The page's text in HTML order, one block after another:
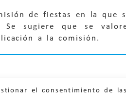
el consentimiento de
de fiestas en la que
Se sugiere que se
a la comisión.